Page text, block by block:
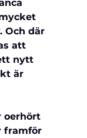
Och där
att
nytt
är
oerhört
framför